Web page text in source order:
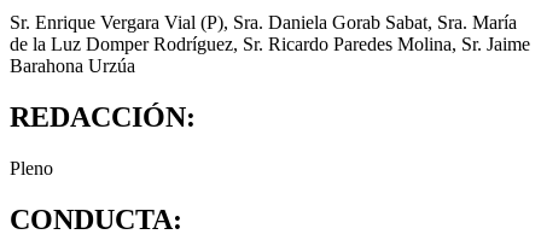
Sr. Enrique Vergara Vial (P), Sra. Daniela Gorab Sabat, Sra. María
de la Luz Domper Rodríguez, Sr. Ricardo Paredes Molina, Sr. Jaime
Barahona Urzúa
REDACCIÓN:
Pleno
CONDUCTA: